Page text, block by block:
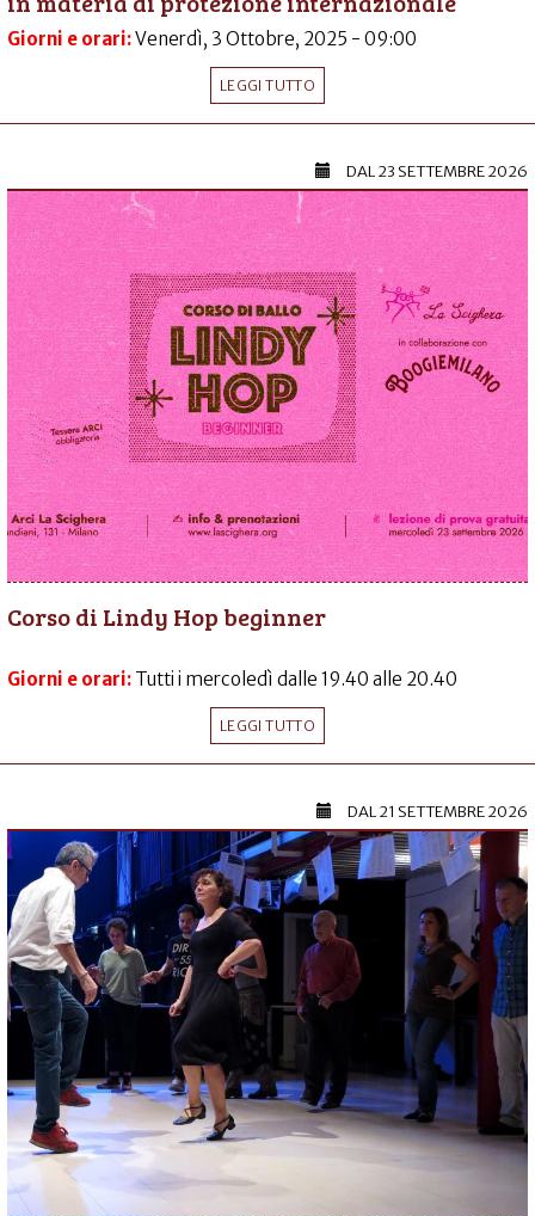
Giorni e orari:Venerdì, 3 Ottobre, 2025 - 09:00
LEGGI TUTTO
DAL23 SETTEMBRE 2026
Corso di Lindy Hop beginner
Giorni e orari: Tutti i mercoledì dalle 19.40 alle 20.40
LEGGI TUTTO
DAL21 SETTEMBRE 2026